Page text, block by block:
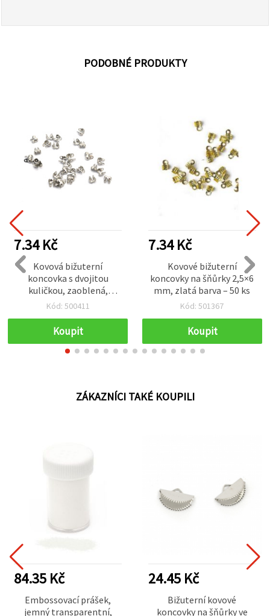
PODOBNÉ PRODUKTY
7.34 Kč
Kovová bižuterní
koncovka s dvojitou
kuličkou, zaoblená,
stříbrná barva, 5x3 mm,
Kód: 500411
Koupit
7.34 Kč
Kovové bižuterní
koncovky na šňůrky 2,5×6
mm, zlatá barva – 50 ks
Kód: 501367
Koupit
ZÁKAZNÍCI TAKÉ KOUPILI
84.35 Kč
Embossovací prášek,
jemný transparentní,
24.45 Kč
Bižuterní kovové
koncovky na šňůrky ve